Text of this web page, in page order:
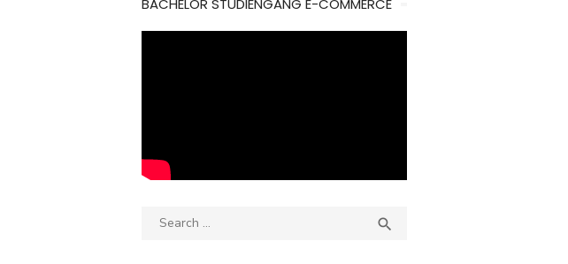
BACHELOR STUDIENGANG E-COMMERCE
Search
